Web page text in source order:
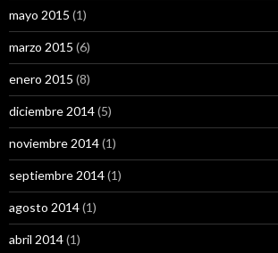
mayo 2015 (1)
marzo 2015 (6)
enero 2015 (8)
diciembre 2014(5)
noviembre 2014(1)
septiembre 2014(1)
agosto 2014(1)
abril 2014(1)